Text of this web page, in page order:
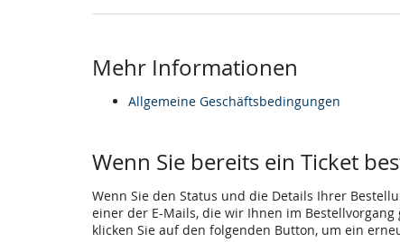
Mehr Informationen
Allgemeine Geschäftsbedingungen
Wenn Sie bereits ein Ticket
Wenn Sie den Status und die Details Ihrer
einer der E-Mails, die wir Ihnen im
klicken Sie auf den folgenden Button, um ein